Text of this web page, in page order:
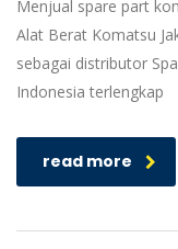
Menjual spare part
Alat Berat Komatsu
sebagai distributor
Indonesia terlengkap
read more